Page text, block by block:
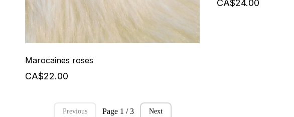
Marocaines roses
CA$22.00
CA$24.00
Previous Page 1 / 3 Next